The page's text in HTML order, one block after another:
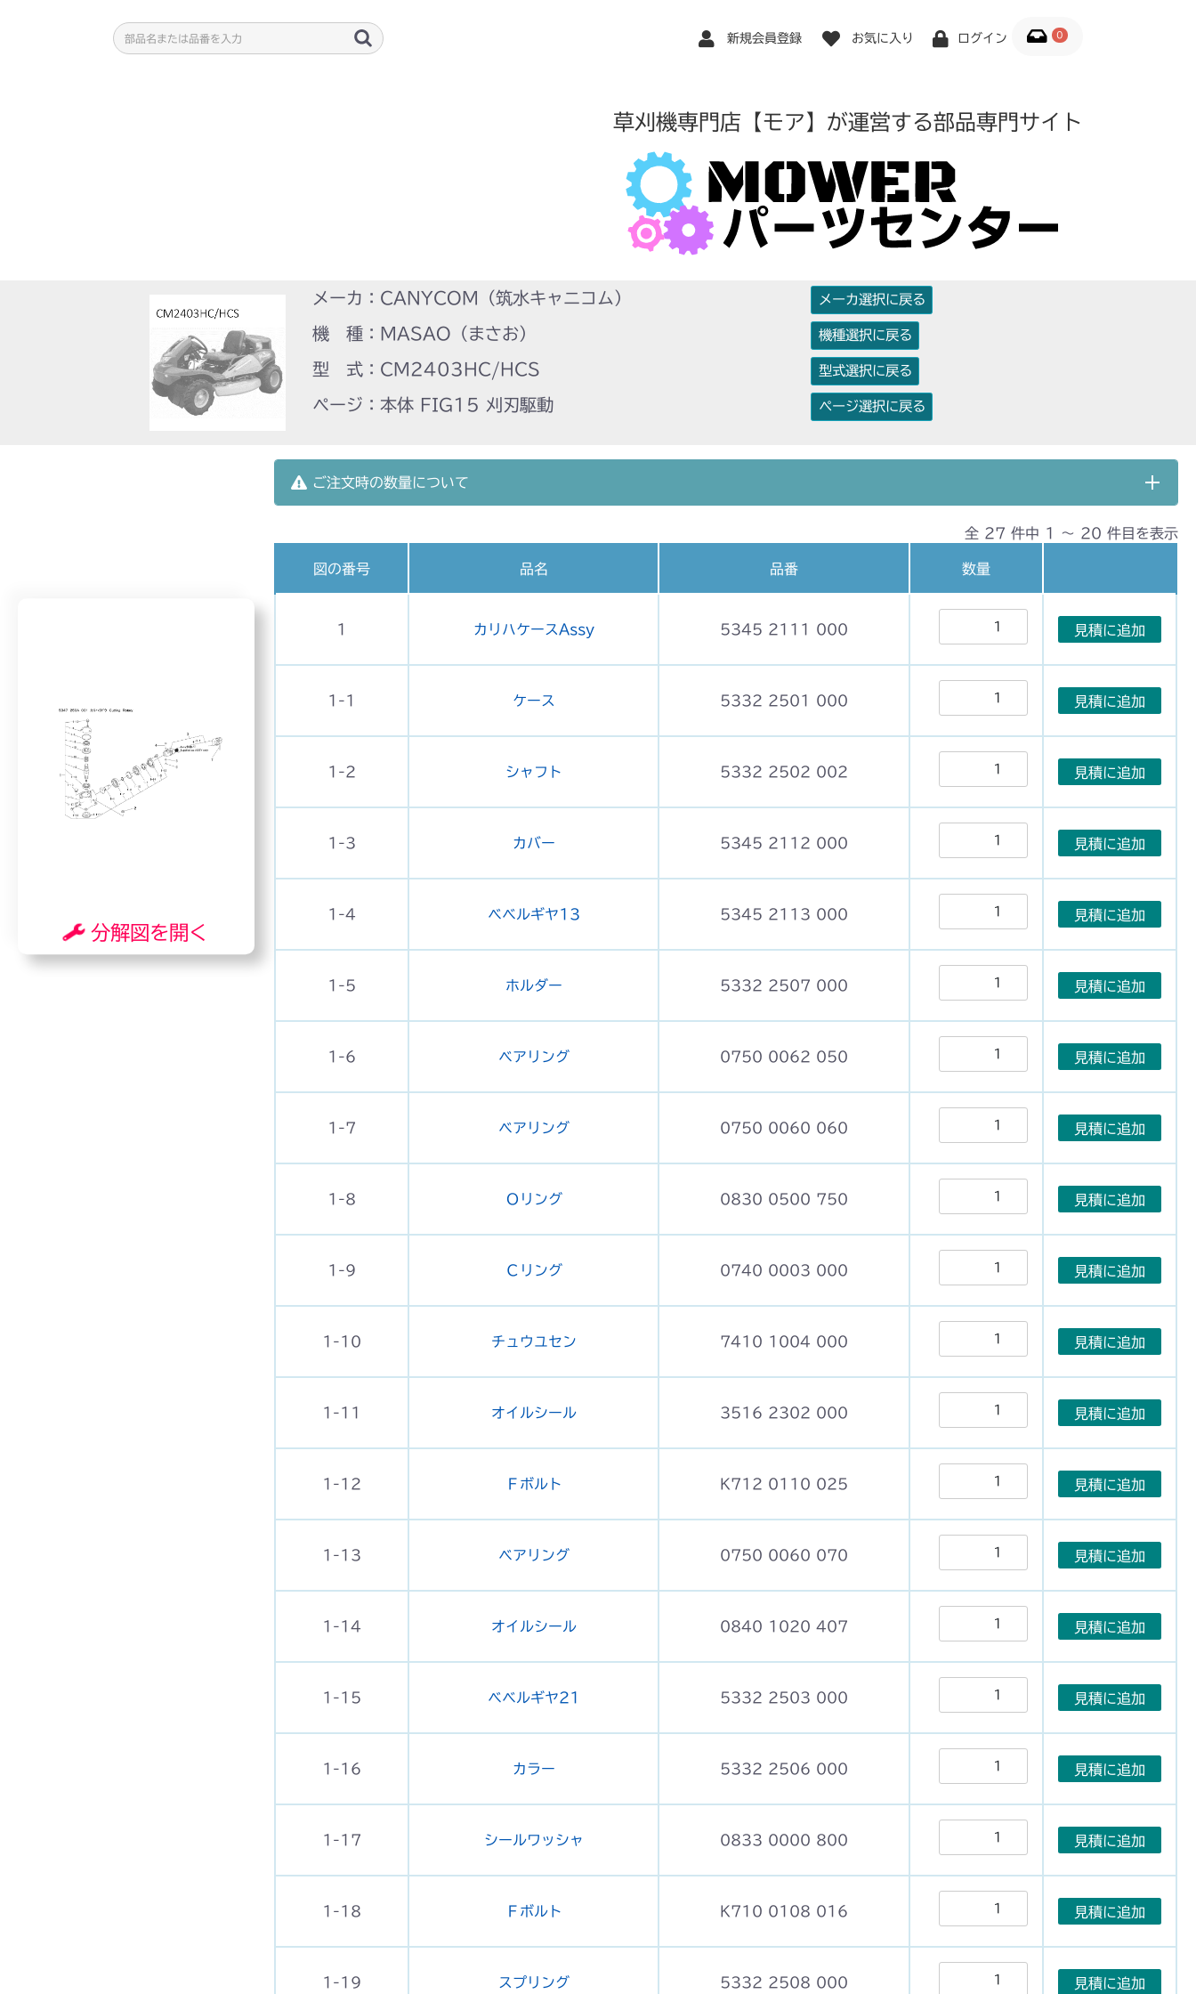
新規会員登録 お気に入り ログイン 0
草刈機専門店【モア】が運営する部品専門サイト
メーカ：CANYCOM（筑水キャニコム）
機 種：MASAO（まさお）
型 式：CM2403HC/HCS
ページ：本体 FIG15 刈刃駆動
メーカ選択に戻る
機種選択に戻る
型式選択に戻る
ページ選択に戻る
分解図を開く
ご注文時の数量について
全 27 件中 1 〜 20 件目を表示
図の番号 品名 品番 数量
1 カリハケースAssy 5345 2111 000 見積に追加
1-1 ケース 5332 2501 000 見積に追加
1-2 シャフト 5332 2502 002 見積に追加
1-3 カバー 5345 2112 000 見積に追加
1-4 ベベルギヤ13 5345 2113 000 見積に追加
1-5 ホルダー 5332 2507 000 見積に追加
1-6 ベアリング 0750 0062 050 見積に追加
1-7 ベアリング 0750 0060 060 見積に追加
1-8 Ｏリング 0830 0500 750 見積に追加
1-9 Ｃリング 0740 0003 000 見積に追加
1-10 チュウユセン 7410 1004 000 見積に追加
1-11 オイルシール 3516 2302 000 見積に追加
1-12 Ｆボルト K712 0110 025 見積に追加
1-13 ベアリング 0750 0060 070 見積に追加
1-14 オイルシール 0840 1020 407 見積に追加
1-15 ベベルギヤ21 5332 2503 000 見積に追加
1-16 カラー 5332 2506 000 見積に追加
1-17 シールワッシャ 0833 0000 800 見積に追加
1-18 Ｆボルト K710 0108 016 見積に追加
1-19 スプリング 5332 2508 000 見積に追加